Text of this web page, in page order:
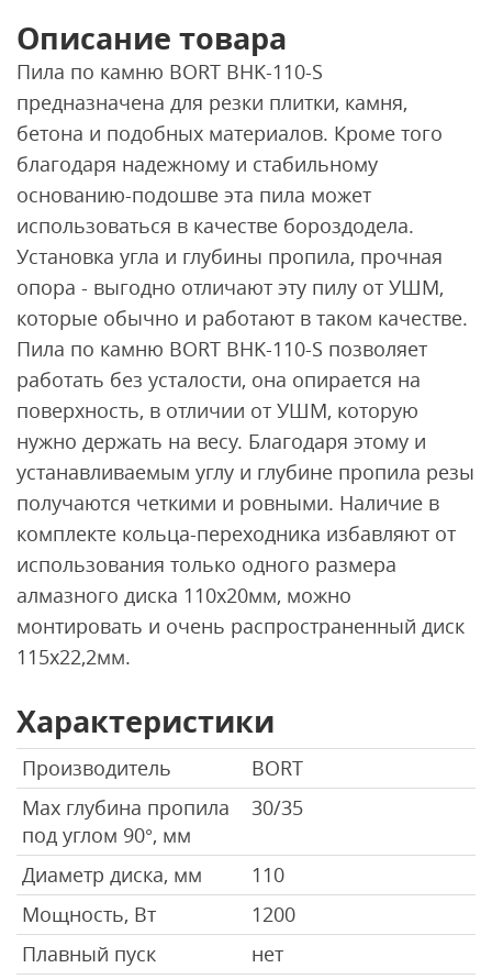
Описание товара
Пила по камню BORT BHK-110-S
предназначена для резки плитки, камня,
бетона и подобных материалов. Кроме того
благодаря надежному и стабильному
основанию-подошве эта пила может
использоваться в качестве бороздодела.
Установка угла и глубины пропила, прочная
опора - выгодно отличают эту пилу от УШМ,
которые обычно и работают в таком качестве.
Пила по камню BORT BHK-110-S позволяет
работать без усталости, она опирается на
поверхность, в отличии от УШМ, которую
нужно держать на весу. Благодаря этому и
устанавливаемым углу и глубине пропила резы
получаются четкими и ровными. Наличие в
комплекте кольца-переходника избавляют от
использования только одного размера
алмазного диска 110х20мм, можно
монтировать и очень распространенный диск
115х22,2мм.
Характеристики
Производитель
BORT
Max глубина пропила
под углом 90°, мм
30/35
Диаметр диска, мм
110
Мощность, Вт
1200
Плавный пуск
нет